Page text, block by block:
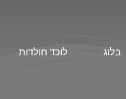
בלוג לוכד חולדות